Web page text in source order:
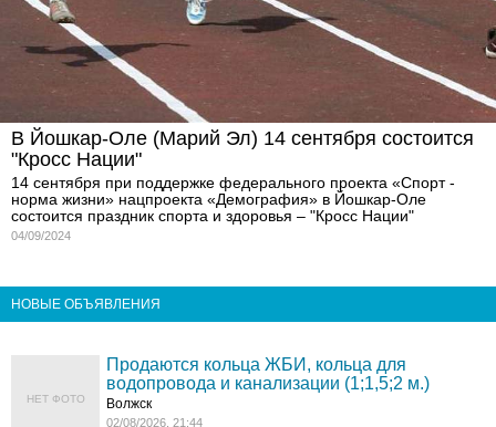
В Йошкар-Оле (Марий Эл) 14 сентября состоится
"Кросс Нации"
14 сентября при поддержке федерального проекта «Спорт -
норма жизни» нацпроекта «Демография» в Йошкар-Оле
состоится праздник спорта и здоровья – "Кросс Нации"
04/09/2024
НОВЫЕ ОБЪЯВЛЕНИЯ
НЕТ ФОТО
Продаются кольца ЖБИ, кольца для
водопровода и канализации (1;1,5;2 м.)
Волжск
02/08/2026, 21:44